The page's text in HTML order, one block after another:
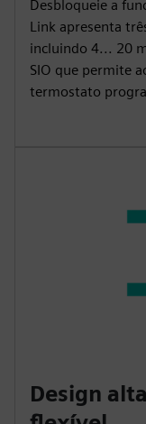
Desbloqueie a
Link apresenta
incluindo 4... 20
SIO que permite
termostato
Design